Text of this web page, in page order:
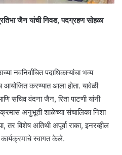
जैन यांची निवड, पदग्रहण सोहळा
नवनिर्वाचित पदाधिकाऱ्यांचा भव्य
करण्यात आला होता. यावेळी
सचिव वंदना जैन, रिता पाटणी यांनी
अनुभूती शाळेच्या संचालिका निशा
विशेष अतिथी अपूर्वा राका, इनरव्हील
स्वागत केले.